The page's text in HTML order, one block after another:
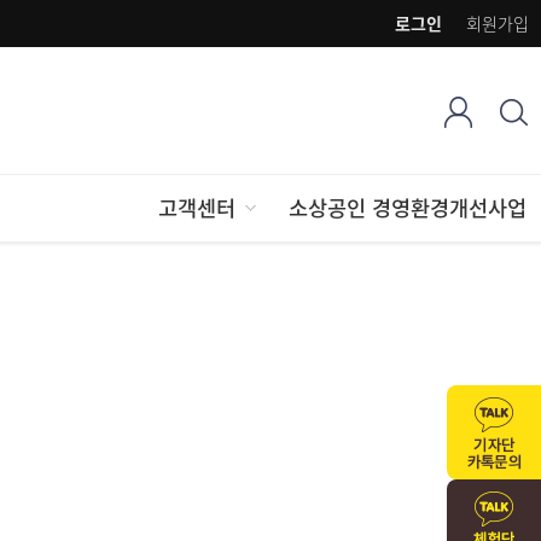
회원가입
로그인
고객센터 소상공인 경영환경개선사업